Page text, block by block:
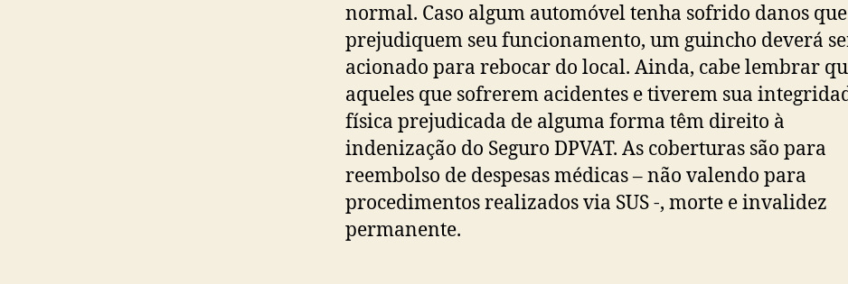
normal. Caso algum automóvel tenha sofrido danos que
prejudiquem seu funcionamento, um guincho deverá
acionado para rebocar do local. Ainda, cabe lembrar
aqueles que sofrerem acidentes e tiverem sua
física prejudicada de alguma forma têm direito à
indenização do Seguro DPVAT. As coberturas são para
reembolso de despesas médicas – não valendo para
procedimentos realizados via SUS -, morte e invalidez
permanente.